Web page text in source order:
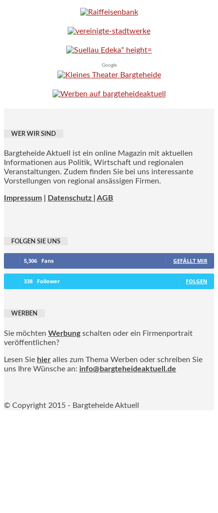
Google
WER WIR SIND
Bargteheide Aktuell ist ein online Magazin mit aktuellen
Informationen aus Politik, Wirtschaft und regionalen
Veranstaltungen. Zudem finden Sie bei uns interessante
Vorstellungen von regional ansässigen Firmen.
Impressum Datenschutz | AGB
FOLGEN SIE UNS
5,306 Fans GEFÄLLT MIR
338 Follower FOLGEN
WERBEN
Sie möchten Werbung schalten oder ein Firmenportrait
veröffentlichen?
Lesen Sie hier alles zum Thema Werben oder schreiben Sie
uns Ihre Wünsche an: info@bargteheideaktuell.de
© Copyright 2015 - Bargteheide Aktuell